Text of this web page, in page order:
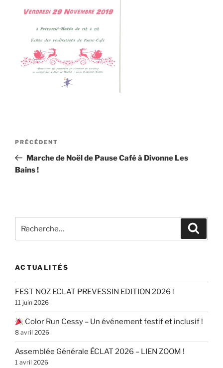
Navigation
l’article
Article
précédent
PRÉCÉDENT
Marche de Noël de Pause Café à Divonne Les
Bains !
pour
ACTUALITÉS
FEST NOZ ECLAT PREVESSIN EDITION 2026 !
11 juin 2026
Color Run Cessy – Un événement festif et inclusif !
8 avril 2026
Assemblée Générale ÉCLAT 2026 – LIEN ZOOM !
1 avril 2026